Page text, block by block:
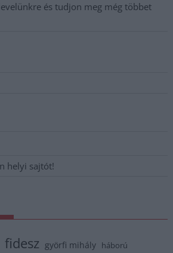
és tudjon meg még többet
helyi sajtót!
fidesz györfi mihály háború